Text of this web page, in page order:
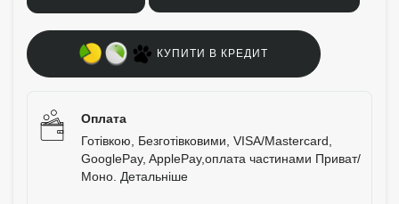
КУПИТИ В КРЕДИТ
Оплата
Готівкою, Безготівковими, VISA/Mastercard,
GooglePay, ApplePay,оплата частинами Приват/
Моно. Детальніше